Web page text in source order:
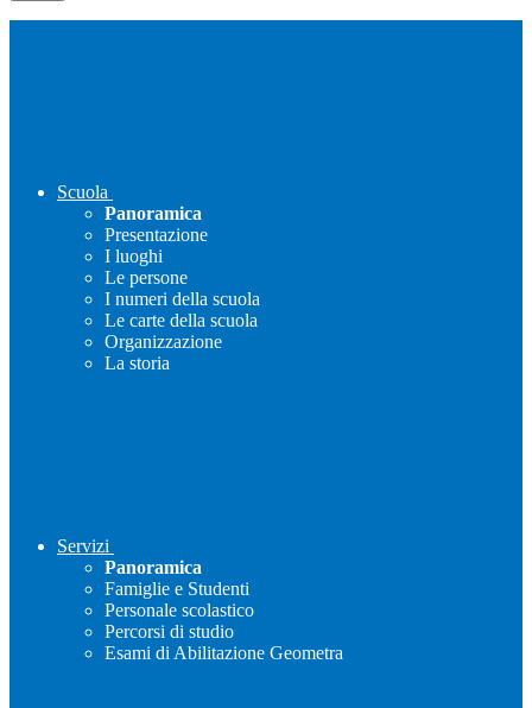
Scuola
Panoramica
Presentazione
I luoghi
Le persone
I numeri della scuola
Le carte della scuola
Organizzazione
La storia
Servizi
Panoramica
Famiglie e Studenti
Personale scolastico
Percorsi di studio
Esami di Abilitazione Geometra